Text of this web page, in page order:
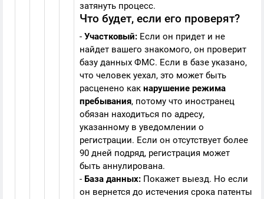
затянуть процесс.
Что будет, если его проверят?
- Участковый: Если он придет и не
найдет вашего знакомого, он проверит
базу данных ФМС. Если в базе указано,
что человек уехал, это может быть
расценено как нарушение режима
пребывания, потому что иностранец
обязан находиться по адресу,
указанному в уведомлении о
регистрации. Если он отсутствует более
90 дней подряд, регистрация может
быть аннулирована.
- База данных: Покажет выезд. Но если
он вернется до истечения срока патенты